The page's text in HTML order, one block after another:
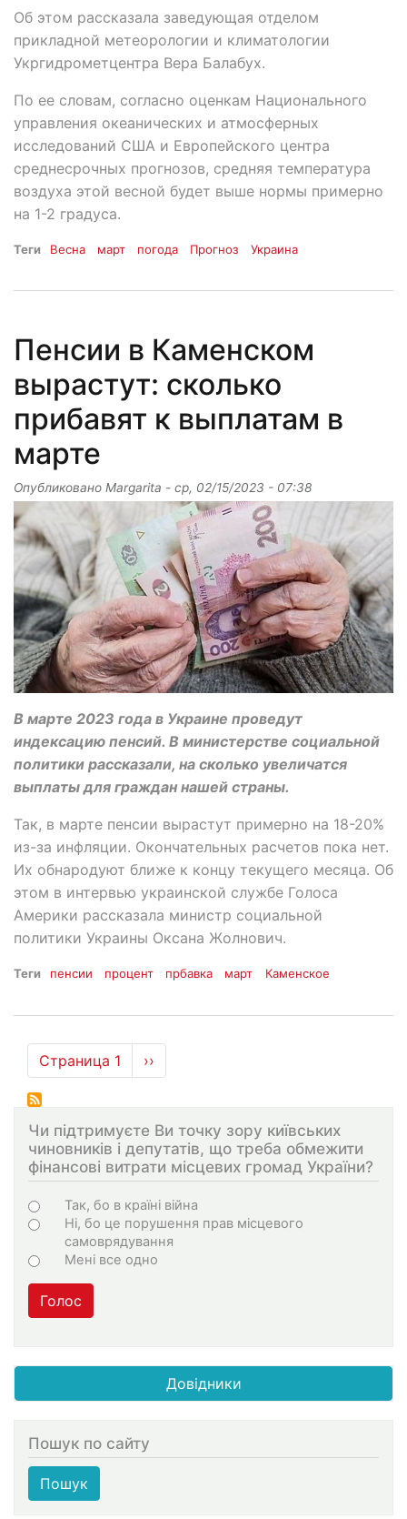
Об этом рассказала заведующая отделом
прикладной метеорологии и климатологии
Укргидрометцентра Вера Балабух.
По ее словам, согласно оценкам Национального
управления океанических и атмосферных
исследований США и Европейского центра
среднесрочных прогнозов, средняя температура
воздуха этой весной будет выше нормы примерно
на 1-2 градуса.
Теги Весна март погода Прогноз Украина
Пенсии в Каменском
вырастут: сколько
прибавят к выплатам в
марте
Опубликовано Margarita - ср, 02/15/2023 - 07:38
В марте 2023 года в Украине проведут
индексацию пенсий. В министерстве социальной
политики рассказали, на сколько увеличатся
выплаты для граждан нашей страны.
Так, в марте пенсии вырастут примерно на 18-20%
из-за инфляции. Окончательных расчетов пока нет.
Их обнародуют ближе к концу текущего месяца. Об
этом в интервью украинской службе Голоса
Америки рассказала министр социальной
политики Украины Оксана Жолнович.
Теги пенсии процент прбавка март Каменское
Нумерация
страниц
Страница 1
Следующая
страница
››
Чи підтримуєте Ви точку зору київських
чиновників і депутатів, що треба обмежити
фінансові витрати місцевих громад України?
Choices
Так, бо в країні війна
Ні, бо це порушення прав місцевого
самоврядування
Мені все одно
Голос
Довідники
Пошук по сайту
Пошук